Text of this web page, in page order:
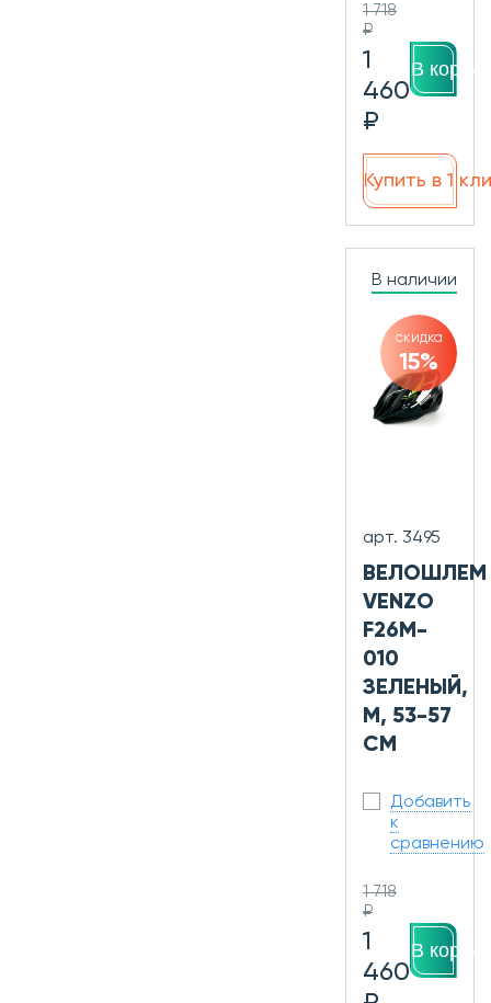
1 718
₽
1
460
₽
В
Купить в 1
В наличии
скидка
15%
арт. 3495
ВЕЛОШЛЕМ
VENZO
F26M-
010
ЗЕЛЕНЫЙ,
M, 53-57
СМ
Добавить
к
сравнению
1 718
₽
1
460
В